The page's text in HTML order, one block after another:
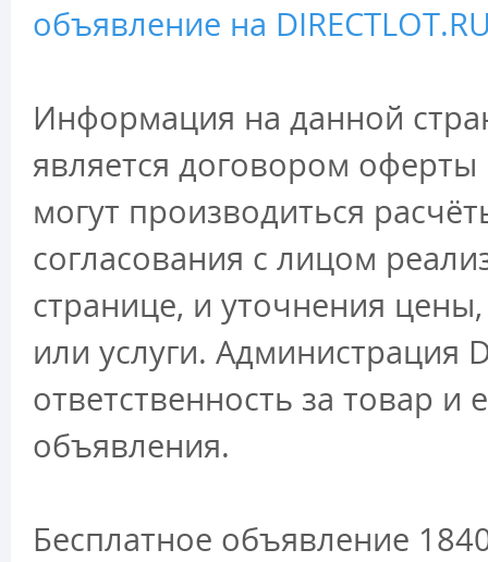
объявление на
Информация на данной
является договором
могут производиться
согласования с лицом
странице, и уточнения
или услуги. Администрация
ответственность за товар и
объявления.
Бесплатное объявление